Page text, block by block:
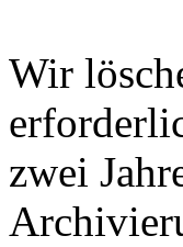
Wir
zwei